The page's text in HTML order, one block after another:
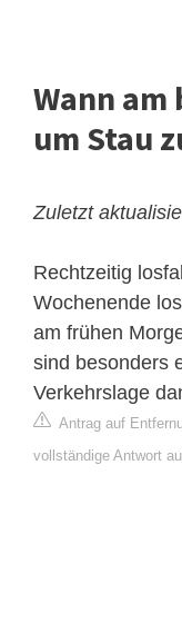
Wann
um Stau
Zuletzt
Rechtzeitig
Wochenende
am frühen
sind besonders
Verkehrslage
Antrag auf
vollständige Antwort